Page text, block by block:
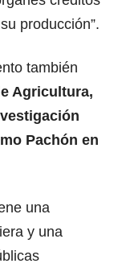
producción”.
también
Agricultura,
Pachón en
una
y una